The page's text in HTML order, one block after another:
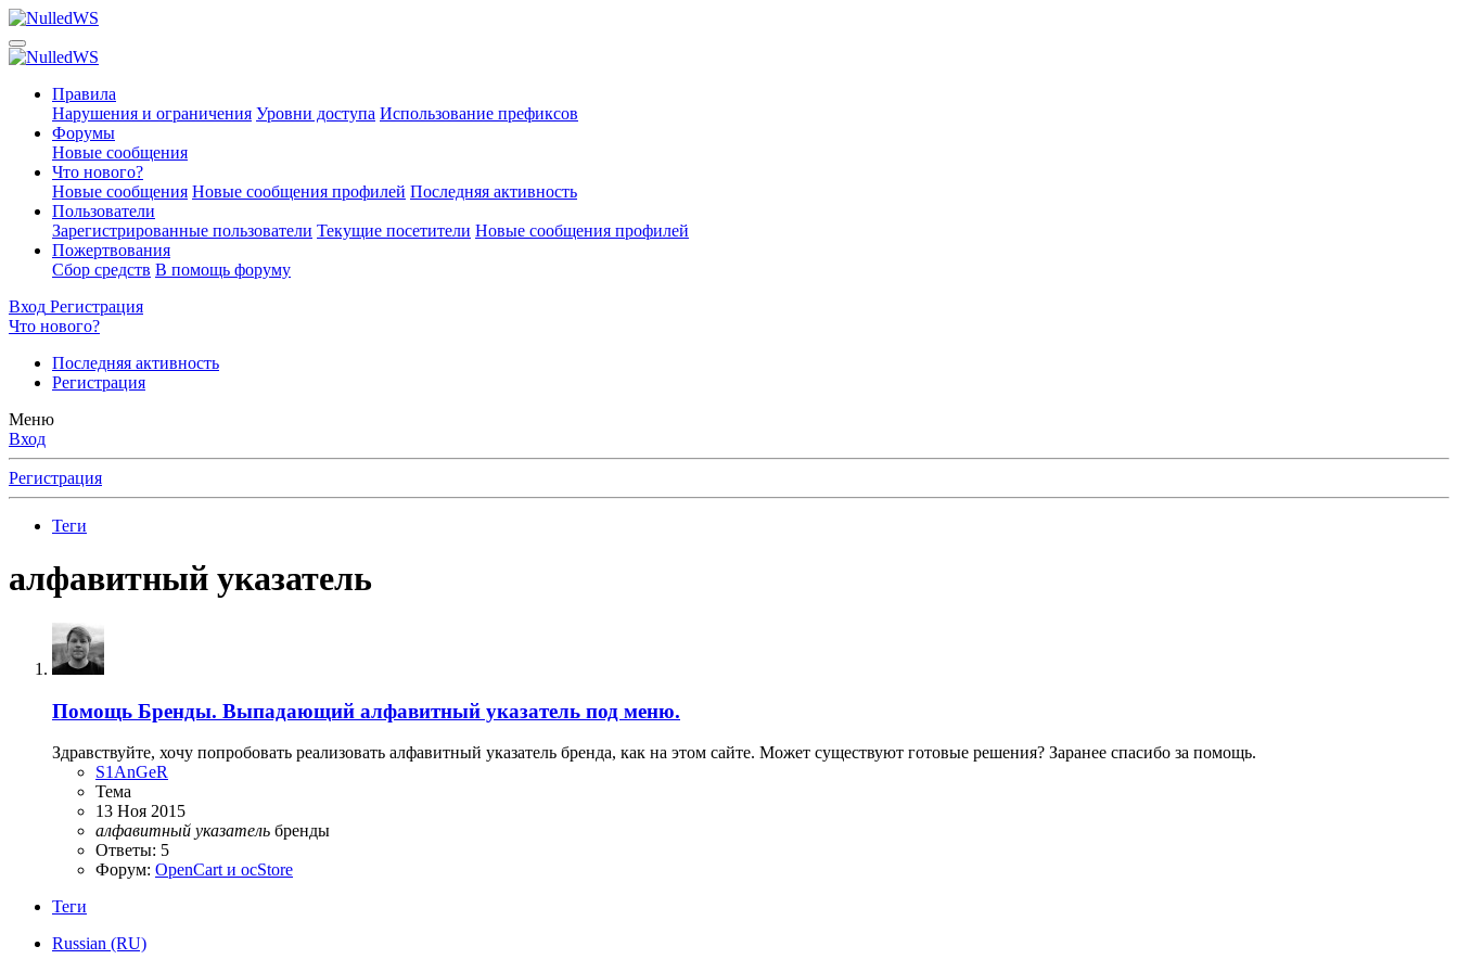
Правила
Нарушения и ограничения Уровни доступа Использование префиксов
Форумы
Новые сообщения
Что нового?
Новые сообщения Новые сообщения профилей Последняя активность
Пользователи
Зарегистрированные пользователи Текущие посетители Новые сообщения профилей
Пожертвования
Сбор средств В помощь форуму
Вход Регистрация
Что нового?
Последняя активность
Регистрация
Меню
Вход
Регистрация
Теги
алфавитный указатель
Помощь Бренды. Выпадающий алфавитный указатель под меню.
Здравствуйте, хочу попробовать реализовать алфавитный указатель бренда, как на этом сайте. Может существуют готовые решения? Заранее спасибо за помощь.
S1AnGeR
Тема
13 Ноя 2015
алфавитный указатель бренды
Ответы: 5
Форум: OpenCart и ocStore
Теги
Russian (RU)